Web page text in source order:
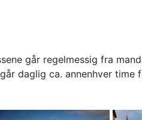
går regelmessig fra
daglig ca. annenhver time